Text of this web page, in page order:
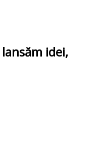
idei,